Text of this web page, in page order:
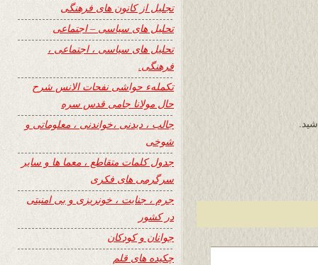
تجلیل از کانون های فرهنگی
تحلیل های سیاسی – اجتماعی
تحلیل های سیاسی ، اجتماعی ،
فرهنگی.
تکملهء حواشی نفحات الانس شرح
حال مولانا جامی قدس سره
جالب ، دیدنی ،خواندنی ، معلوماتی و
شوخی
جدول کلمات متقاطع ، معما ها و سایر
سرگرمی های فکری
جرم ، جنایت ، خونریزی و بی امنیتی
در کشور
جوانان و کودکان
چکیده های قلم